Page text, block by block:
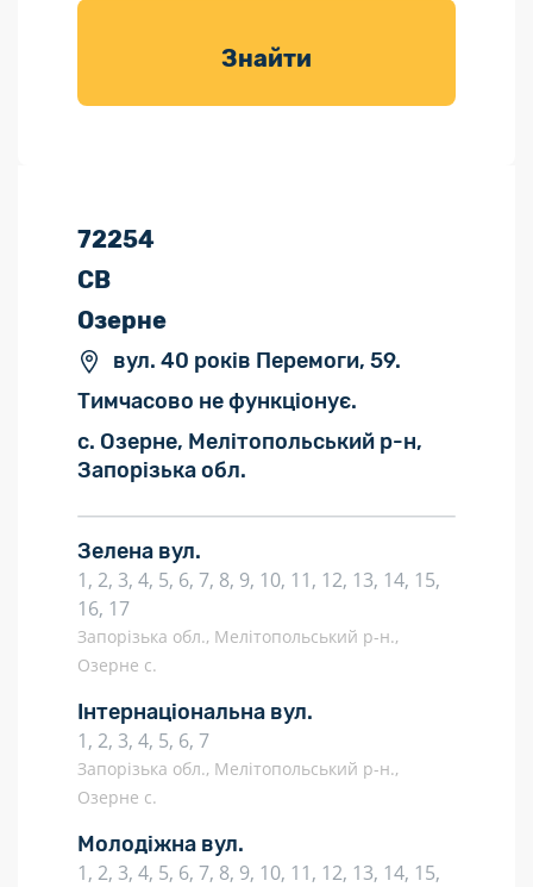
товарів для
Знайти
72254
СВ
Озерне
вул. 40 років Перемоги, 59.
Тимчасово не функціонує.
с. Озерне, Мелітопольський р-н,
Запорізька обл.
Зелена вул.
1, 2, 3, 4, 5, 6, 7, 8, 9, 10, 11, 12, 13, 14, 15,
16, 17
Запорізька обл., Мелітопольський р-н.,
Озерне с.
Інтернаціональна вул.
1, 2, 3, 4, 5, 6, 7
Запорізька обл., Мелітопольський р-н.,
Озерне с.
Молодіжна вул.
1, 2, 3, 4, 5, 6, 7, 8, 9, 10, 11, 12, 13, 14, 15,